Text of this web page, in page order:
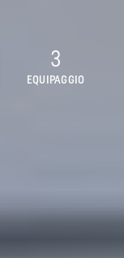
3
EQUIPAGGIO